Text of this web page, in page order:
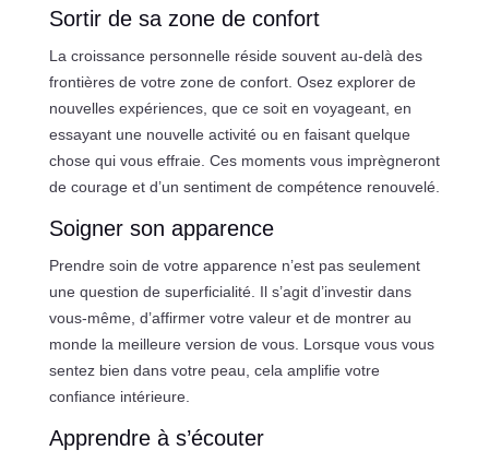
Sortir de sa zone de confort
La croissance personnelle réside souvent au-delà des
frontières de votre zone de confort. Osez explorer de
nouvelles expériences, que ce soit en voyageant, en
essayant une nouvelle activité ou en faisant quelque
chose qui vous effraie. Ces moments vous imprègneront
de courage et d’un sentiment de compétence renouvelé.
Soigner son apparence
Prendre soin de votre apparence n’est pas seulement
une question de superficialité. Il s’agit d’investir dans
vous-même, d’affirmer votre valeur et de montrer au
monde la meilleure version de vous. Lorsque vous vous
sentez bien dans votre peau, cela amplifie votre
confiance intérieure.
Apprendre à s’écouter